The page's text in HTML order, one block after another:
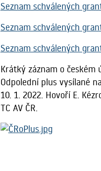
Seznam schválených
Seznam schválených
Seznam schválených
Krátký záznam o českém
Odpolední plus vysílané
10. 1. 2022. Hovoří E.
TC AV ČR.